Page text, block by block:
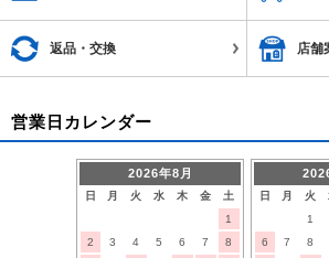
返品・交換 店舗
営業日カレンダー
2026年8月
日 月 火 水 木 金
土
1
2
3 4 5 6 7
8
日 月 火
1
6
7 8